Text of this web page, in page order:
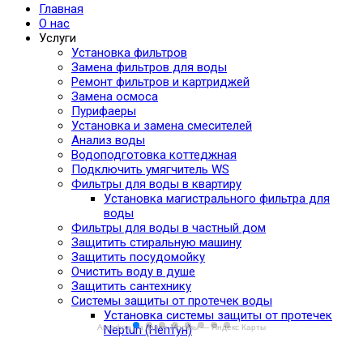
Аквафор на карте Москвы — Яндекс Карты
Главная
О нас
Услуги
Установка фильтров
Замена фильтров для воды
Ремонт фильтров и картриджей
Замена осмоса
Пурифаеры
Установка и замена смесителей
Анализ воды
Водоподготовка коттеджная
Подключить умягчитель WS
Фильтры для воды в квартиру
Установка магистрального фильтра для
воды
Фильтры для воды в частный дом
Защитить стиральную машину
Защитить посудомойку
Очистить воду в душе
Защитить сантехнику
Системы защиты от протечек воды
Установка системы защиты от протечек
Neptun (Нептун)